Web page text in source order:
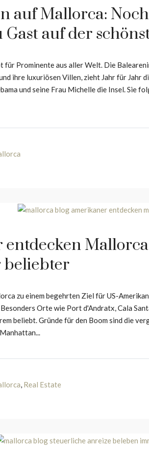
auf Mallorca:
Gast auf der
Prominente aus aller Welt. Die
ihre luxuriösen Villen, zieht Jahr für Jahr
und seine Frau Michelle die Insel. Sie
entdecken
beliebter
zu einem begehrten Ziel für US-
Orte wie Port d'Andratx, Cala
beliebt. Gründe für den Boom sind die
, Real Estate